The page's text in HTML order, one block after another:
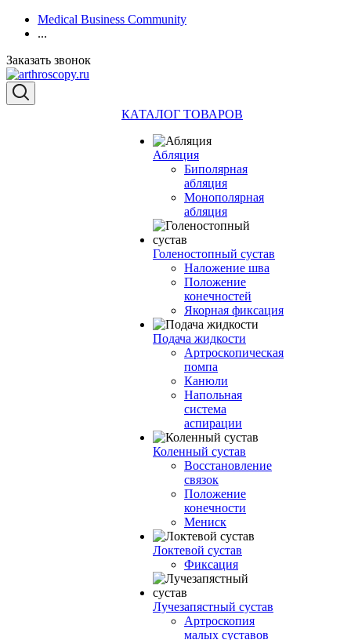
Medical Business Community
...
Заказать звонок
КАТАЛОГ ТОВАРОВ
Абляция
Биполярная
абляция
Монополярная
абляция
Голеностопный сустав
Наложение шва
Положение
конечностей
Якорная фиксация
Подача жидкости
Артроскопическая
помпа
Канюли
Напольная
система
аспирации
Коленный сустав
Восстановление
связок
Положение
конечности
Мениск
Локтевой сустав
Фиксация
Лучезапястный сустав
Артроскопия
малых суставов